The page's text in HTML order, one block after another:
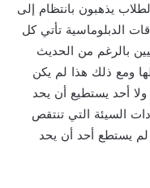
يذهبون بانتظام إلى
الدبلوماسية تأتي كل
بالرغم من الحديث
ومع ذلك هذا لم يكن
أحد يستطيع أن يحد
السيئة التي تنتقص
يستطع أحد أن يحد